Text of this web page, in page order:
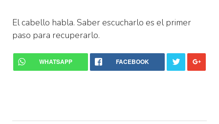
El cabello habla. Saber escucharlo es el primer
paso para recuperarlo.
WHATSAPP FACEBOOK